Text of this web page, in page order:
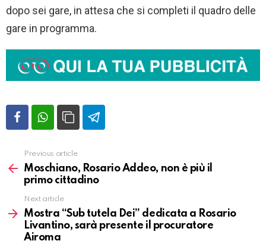
dopo sei gare, in attesa che si completi il quadro delle
gare in programma.
Vedi
altro
Previous article
Moschiano, Rosario Addeo, non è più il
primo cittadino
Next article
Mostra “Sub tutela Dei” dedicata a Rosario
Livantino, sarà presente il procuratore
Airoma